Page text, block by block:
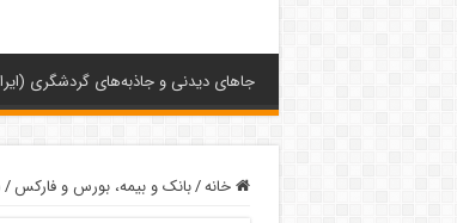
جاهای دیدنی و جاذبه‌های گردشگری
خانه/بانک و بیمه، بورس و فارکس /